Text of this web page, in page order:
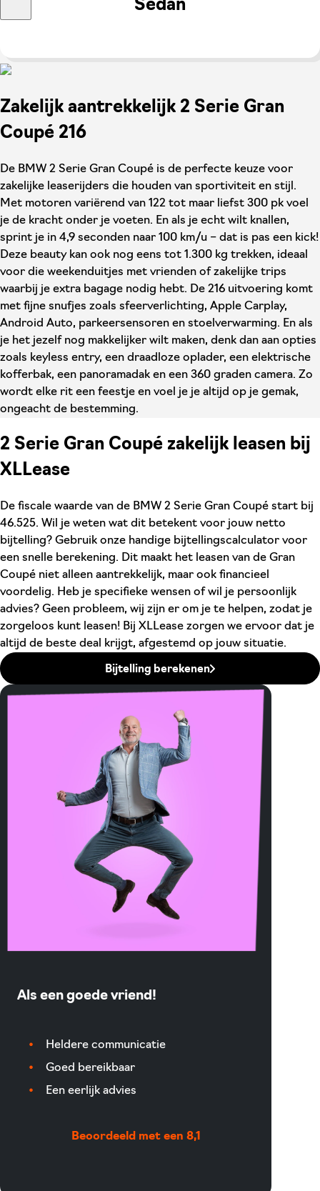
Sedan
Zakelijk aantrekkelijk 2 Serie Gran
Coupé 216
De BMW 2 Serie Gran Coupé is de perfecte keuze voor
zakelijke leaserijders die houden van sportiviteit en stijl.
Met motoren variërend van 122 tot maar liefst 300 pk voel
je de kracht onder je voeten. En als je echt wilt knallen,
sprint je in 4,9 seconden naar 100 km/u – dat is pas een kick!
Deze beauty kan ook nog eens tot 1.300 kg trekken, ideaal
voor die weekenduitjes met vrienden of zakelijke trips
waarbij je extra bagage nodig hebt. De 216 uitvoering komt
met fijne snufjes zoals sfeerverlichting, Apple Carplay,
Android Auto, parkeersensoren en stoelverwarming. En als
je het jezelf nog makkelijker wilt maken, denk dan aan opties
zoals keyless entry, een draadloze oplader, een elektrische
kofferbak, een panoramadak en een 360 graden camera. Zo
wordt elke rit een feestje en voel je je altijd op je gemak,
ongeacht de bestemming.
2 Serie Gran Coupé zakelijk leasen bij
XLLease
De fiscale waarde van de BMW 2 Serie Gran Coupé start bij
46.525. Wil je weten wat dit betekent voor jouw netto
bijtelling? Gebruik onze handige bijtellingscalculator voor
een snelle berekening. Dit maakt het leasen van de Gran
Coupé niet alleen aantrekkelijk, maar ook financieel
voordelig. Heb je specifieke wensen of wil je persoonlijk
advies? Geen probleem, wij zijn er om je te helpen, zodat je
zorgeloos kunt leasen! Bij XLLease zorgen we ervoor dat je
altijd de beste deal krijgt, afgestemd op jouw situatie.
Bijtelling berekenen
Als een goede vriend!
Heldere communicatie
Goed bereikbaar
Een eerlijk advies
Beoordeeld met een 8,1